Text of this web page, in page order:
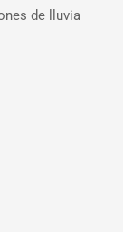
de lluvia